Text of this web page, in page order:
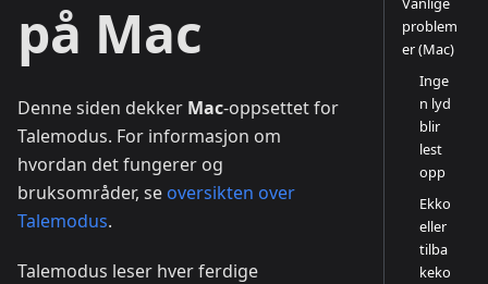
på Mac
Denne siden dekker Mac-oppsettet for
Talemodus. For informasjon om
hvordan det fungerer og
bruksområder, se oversikten over
Talemodus.
Talemodus leser hver ferdige
problem
er (Mac)
Inge
n lyd
blir
lest
opp
Ekko
eller
tilba
keko